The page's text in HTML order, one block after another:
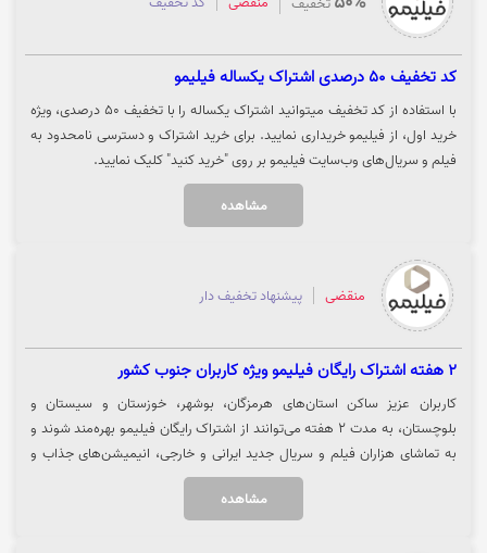
کد تخفیف 50 درصدی اشتراک یکساله فیلیمو
با استفاده از کد تخفیف میتوانید اشتراک یکساله را با تخفیف 50 درصدی، ویژه
خرید اول، از فیلیمو خریداری نمایید. برای خرید اشتراک و دسترسی نامحدود به
فیلم و سریال‌های وب‌سایت فیلیمو بر روی "خرید کنید" کلیک نمایید.
مشاهده
منقضی پیشنهاد تخفیف دار
2 هفته اشتراک رایگان فیلیمو ویژه کاربران جنوب کشور
کاربران عزیز ساکن استان‌های هرمزگان، بوشهر، خوزستان و سیستان و
بلوچستان، به مدت ۲ هفته می‌توانند از اشتراک رایگان فیلیمو بهره‌مند شوند و
به تماشای هزاران فیلم و سریال جدید ایرانی و خارجی، انیمیشن‌های جذاب و
برنامه‌های متنوع بدون هیچ محدودیتی بپردازند. جهت تماشای هزاران فیلم و
سریال جدید ایرانی و خارجی از فیلیمو، روی گزینه «خرید کنید» کلیک نمایید.
مشاهده